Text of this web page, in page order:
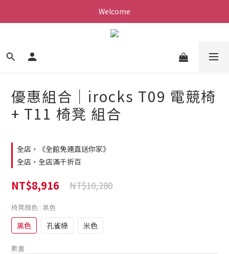
Welcome
優惠組合｜irocks T09 電競椅
+ T11 椅凳 組合
全店，《全館免運直送你家》
全店，全店滿千折百
NT$8,916 NT$10,280
椅凳顏色 : 黑色
黑色 孔雀綠 米色
數量